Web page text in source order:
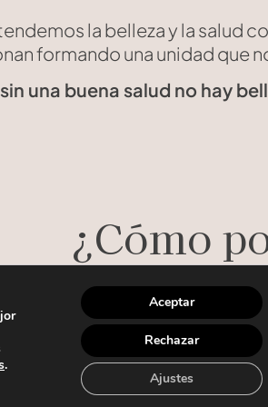
la belleza y la salud
formando una unidad que
una buena salud no hay
¿Cómo
.
Aceptar
Rechazar
Ajustes